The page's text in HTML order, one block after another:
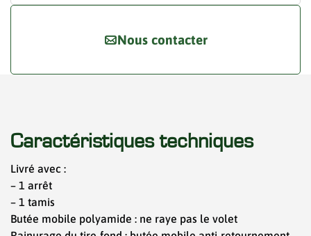
Nous contacter
Caractéristiques techniques
Livré avec :
– 1 arrêt
– 1 tamis
Butée mobile polyamide : ne raye pas le volet